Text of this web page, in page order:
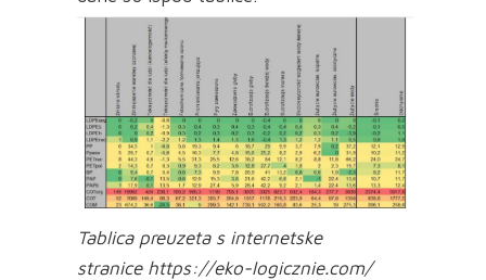
Tablica preuzeta s internetske
stranice https://eko-logicznie.com/